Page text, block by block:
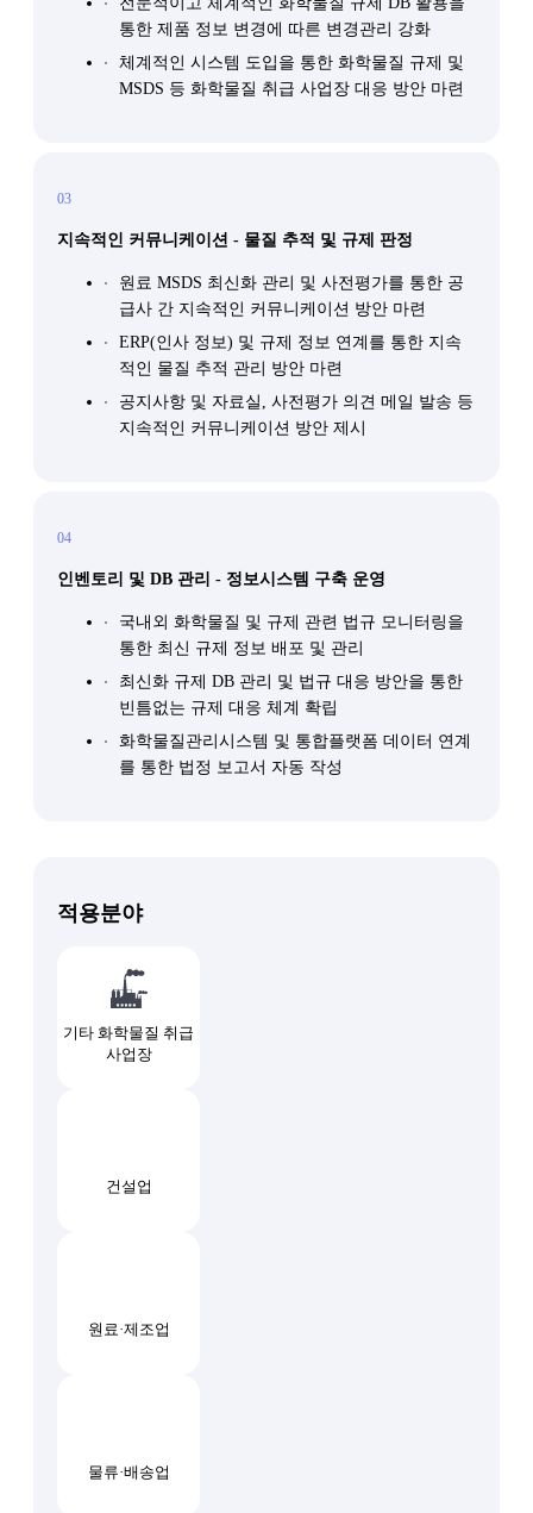
통한 제품 정보 변경에 따른 변경관리 강화
체계적인 시스템 도입을 통한 화학물질 규제 및
MSDS 등 화학물질 취급 사업장 대응 방안 마련
03
지속적인 커뮤니케이션 - 물질 추적 및 규제 판정
원료 MSDS 최신화 관리 및 사전평가를 통한 공
급사 간 지속적인 커뮤니케이션 방안 마련
ERP(인사 정보) 및 규제 정보 연계를 통한 지속
적인 물질 추적 관리 방안 마련
공지사항 및 자료실, 사전평가 의견 메일 발송 등
지속적인 커뮤니케이션 방안 제시
04
인벤토리 및 DB 관리 - 정보시스템 구축 운영
국내외 화학물질 및 규제 관련 법규 모니터링을
통한 최신 규제 정보 배포 및 관리
최신화 규제 DB 관리 및 법규 대응 방안을 통한
빈틈없는 규제 대응 체계 확립
화학물질관리시스템 및 통합플랫폼 데이터 연계
를 통한 법정 보고서 자동 작성
적용분야
기타 화학물질 취급
사업장
건설업
원료·제조업
물류·배송업